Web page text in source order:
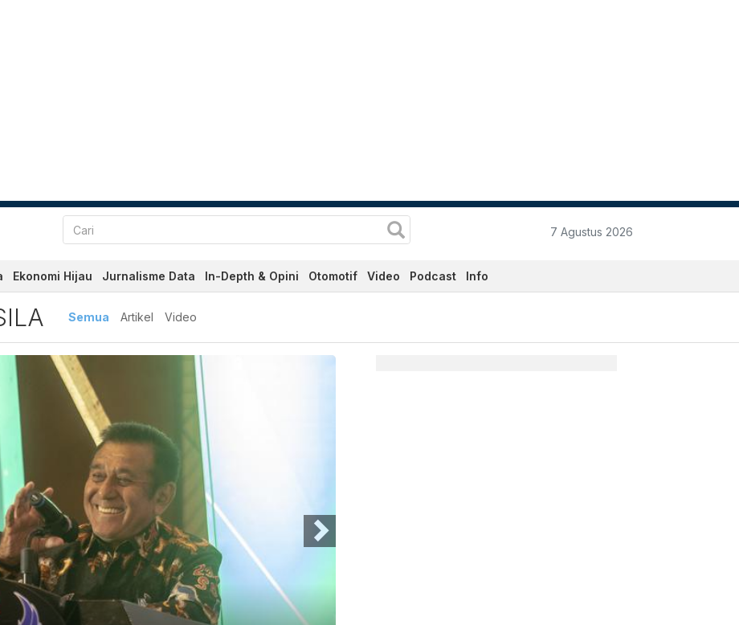
7 Agustus 2026
Ekonomi Hijau Jurnalisme Data In-Depth & Opini Otomotif Video Podcast Info
dan Terkini Hari Ini - Katadata.co.id
Semua Artikel Video